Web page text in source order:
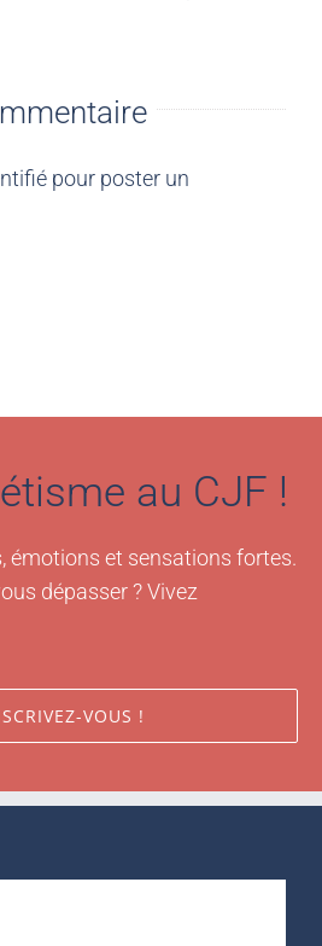
pour poster un
au CJF !
émotions et sensations fortes.
dépasser ? Vivez
VOUS !